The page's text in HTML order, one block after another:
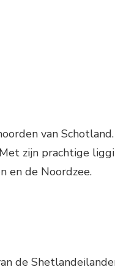
van
zijn prachtige
en de Noordzee.
de